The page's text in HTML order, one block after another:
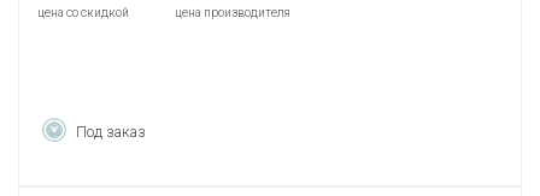
цена со скидкой цена производителя
Под заказ